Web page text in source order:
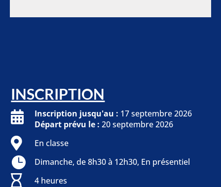
INSCRIPTION
Inscription jusqu'au : 17 septembre 2026
Départ prévu le : 20 septembre 2026
En classe
Dimanche, de 8h30 à 12h30, En présentiel
4 heures